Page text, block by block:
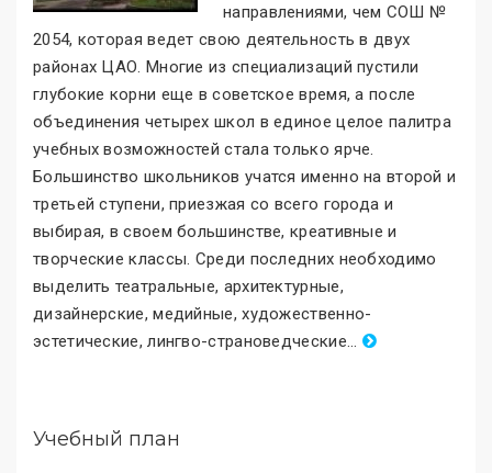
направлениями, чем СОШ №
2054, которая ведет свою деятельность в двух
районах ЦАО. Многие из специализаций пустили
глубокие корни еще в советское время, а после
объединения четырех школ в единое целое палитра
учебных возможностей стала только ярче.
Большинство школьников учатся именно на второй и
третьей ступени, приезжая со всего города и
выбирая, в своем большинстве, креативные и
творческие классы. Среди последних необходимо
выделить театральные, архитектурные,
дизайнерские, медийные, художественно-
эстетические, лингво-страноведческие...
Учебный план